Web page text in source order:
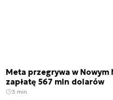
Meta przegrywa w Nowym
zapłatę 567 mln dolarów
3 min.